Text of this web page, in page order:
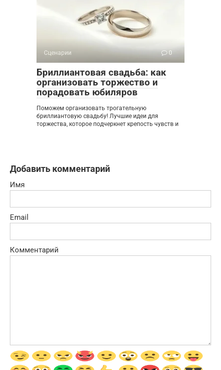
Сценарии 0
Бриллиантовая свадьба: как
организовать торжество и
порадовать юбиляров
Поможем организовать трогательную
бриллиантовую свадьбу! Лучшие идеи для
торжества, которое подчеркнет крепость чувств и
Добавить комментарий
Имя
Email
Комментарий